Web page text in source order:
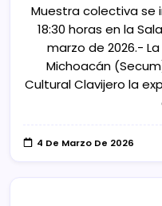
Muestra colectiva se
18:30 horas en la
marzo de 2026.-
Michoacán
Cultural Clavijero la
4 De Marzo De 2026